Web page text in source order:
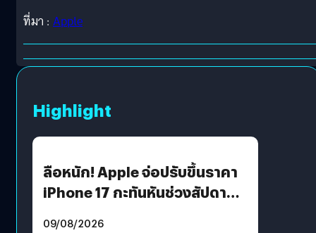
ที่มา : Apple
Highlight
ลือหนัก! Apple จ่อปรับขึ้นราคา
iPhone 17 กะทันหันช่วงสัปดาห์ที่
09/08/2026